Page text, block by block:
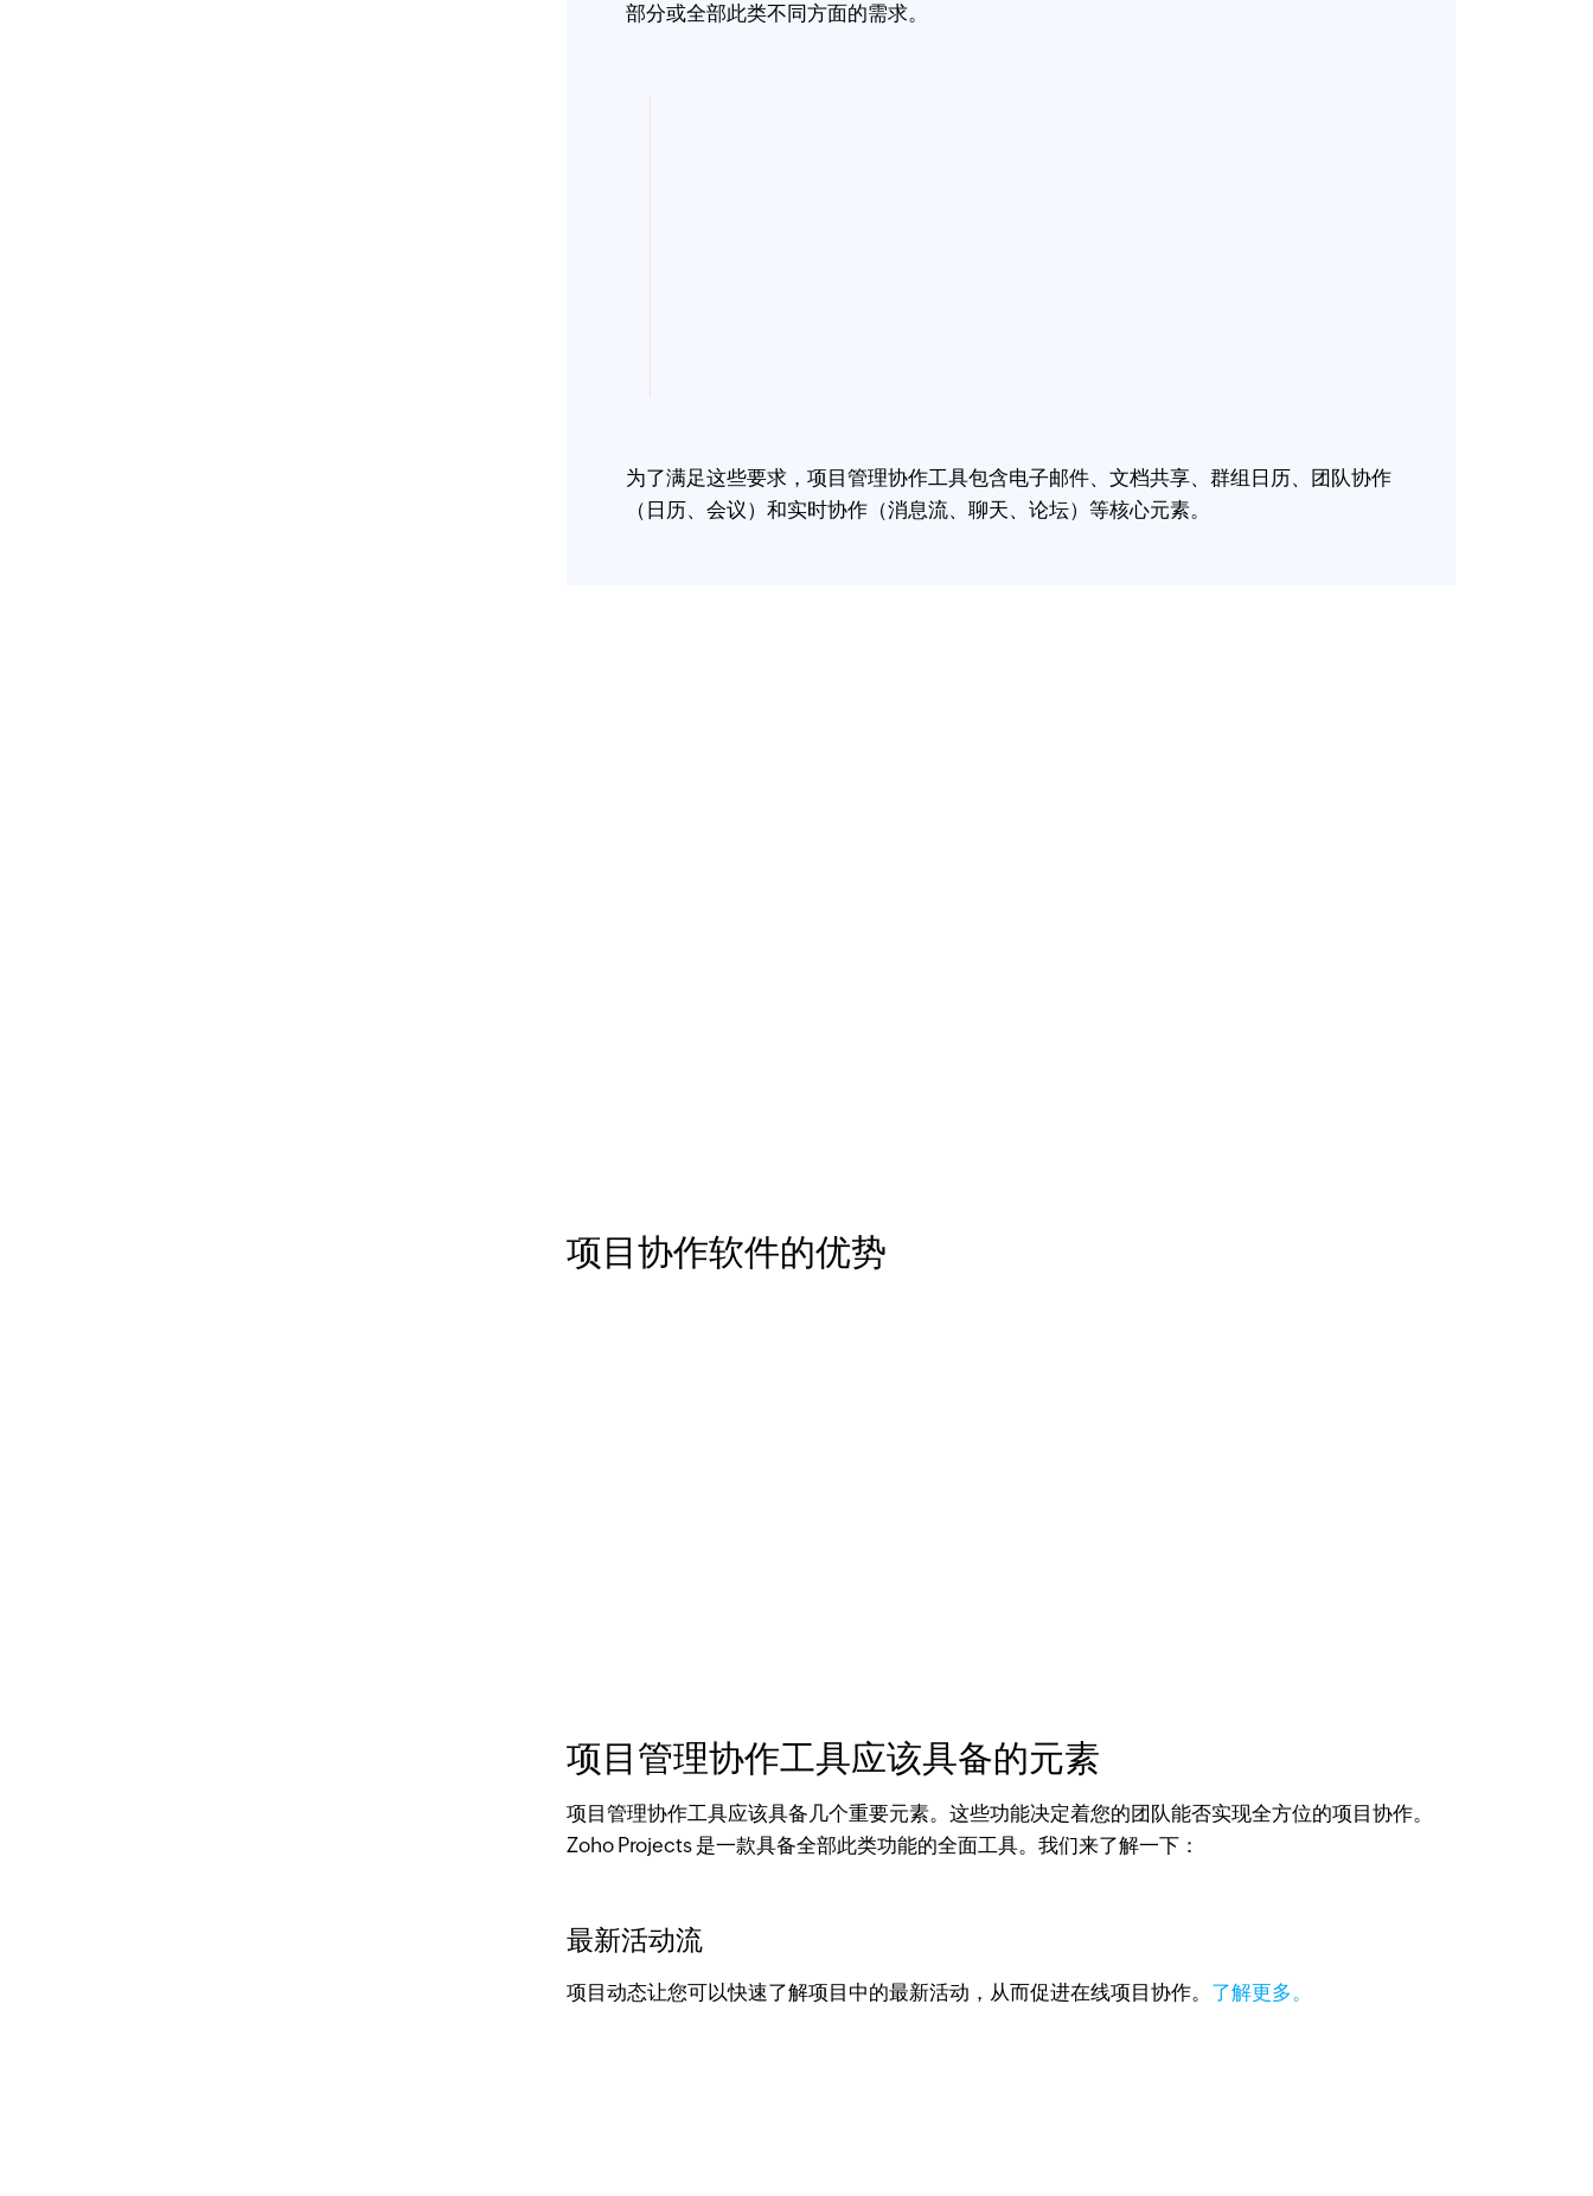
部分或全部此类不同方面的需求。
为了满足这些要求，项目管理协作工具包含电子邮件、文档共享、群组日历、团队协作
（日历、会议）和实时协作（消息流、聊天、论坛）等核心元素。
项目协作软件的优势
项目管理协作工具应该具备的元素
项目管理协作工具应该具备几个重要元素。这些功能决定着您的团队能否实现全方位的项目协作。
Zoho Projects 是一款具备全部此类功能的全面工具。我们来了解一下：
最新活动流
项目动态让您可以快速了解项目中的最新活动，从而促进在线项目协作。 了解更多。